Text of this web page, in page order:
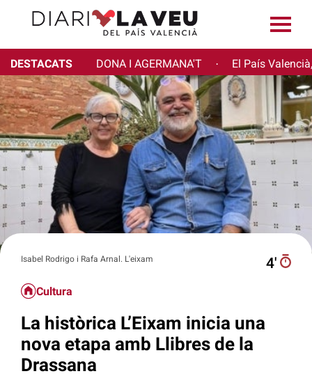
DESTACATS DONA I AGERMANA'T · El País
Isabel Rodrigo i Rafa Arnal. L'eixam 4′
Cultura
La històrica L’Eixam inicia una
nova etapa amb Llibres de la
Drassana